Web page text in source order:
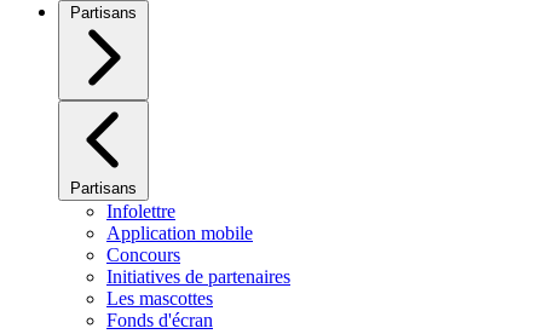
Partisans
Partisans
Infolettre
Application mobile
Concours
Initiatives de partenaires
Les mascottes
Fonds d'écran